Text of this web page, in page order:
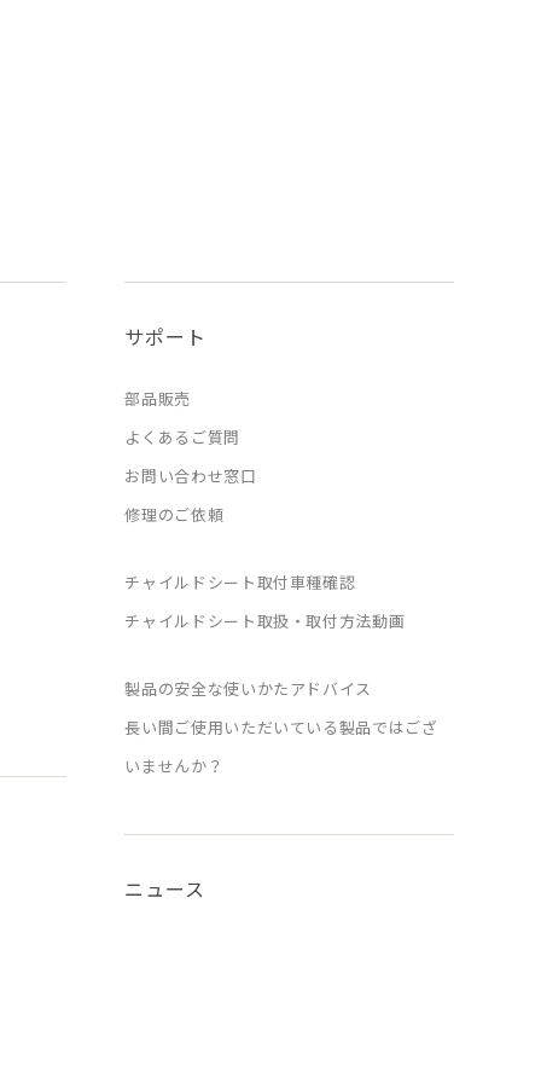
サポート
部品販売
よくあるご質問
お問い合わせ窓口
修理のご依頼
チャイルドシート取付車種確認
チャイルドシート取扱・取付方法動画
製品の安全な使いかたアドバイス
長い間ご使用いただいている製品ではござ
いませんか？
ニュース